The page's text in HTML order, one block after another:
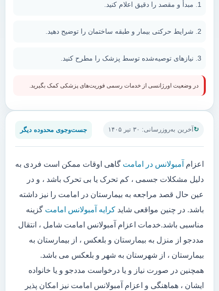
آخرین به‌روزرسانی: ۳۰ تیر ۱۴۰۵ جست‌وجوی محدوده دیگر
اعزام آمبولانس در امامت گاهی اوقات ممکن است فردی به
دلیل مشکلات جسمی ، کم تحرک یا بی تحرک باشد ، و در
عین حال قصد مراجعه به بیمارستان در امامت را نیز داشته
باشد. در چنین مواقعی شاید کرایه آمبولانس امامت گزینه
مناسبی باشد.خدمات اعزام آمبولانس امامت شامل ، انتقال
مددجو از منزل به بیمارستان و بلعکس ، از بیمارستان به
بیمارستان ، از شهرستان به شهر و بلعکس می باشد.
همچنین در صورت نیاز و یا درخواست مددجو و یا خانواده
ایشان ، هماهنگی و اعزام آمبولانس امامت نیز امکان پذیر
مبدأ و مقصد را دقیق اعلام کنید.
شرایط حرکتی بیمار و طبقه ساختمان را توضیح دهید.
نیازهای توصیه‌شده توسط پزشک را مطرح کنید.
در وضعیت اورژانسی از خدمات رسمی فوریت‌های پزشکی کمک بگیرید.